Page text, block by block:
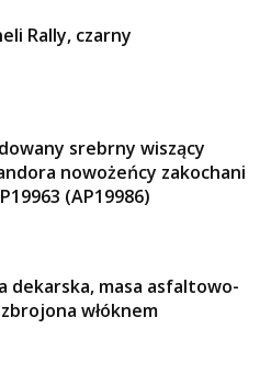
Rally, czarny
srebrny wiszący
nowożeńcy zakochani
(AP19986)
dekarska, masa asfaltowo-
włóknem